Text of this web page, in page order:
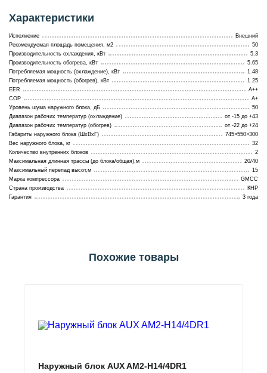
Характеристики
Исполнение
Внешний
Рекомендуемая площадь помещения, м2
50
Производительность охлаждения, кВт
5.3
Производительность обогрева, кВт
5.65
Потребляемая мощность (охлаждение), кВт
1.48
Потребляемая мощность (обогрев), кВт
1.25
EER
A++
COP
A+
Уровень шума наружного блока, дБ
50
Диапазон рабочих температур (охлаждение)
от -15 до +43
Диапазон рабочих температур (обогрев)
от -22 до +24
Габариты наружного блока (ШхВхГ)
745×550×300
Вес наружного блока, кг
32
Количество внутренних блоков
2
Максимальная длинная трассы (до блока/общая),м
20/40
Максимальный перепад высот,м
15
Марка компрессора
GMCC
Страна производства
КНР
Гарантия
3 года
Похожие товары
Наружный блок AUX AM2-H14/4DR1